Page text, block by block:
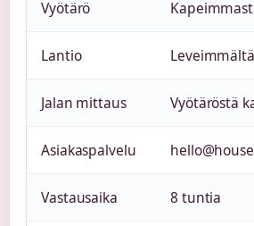
Vyötärö
Lantio
Jalan mittaus Vyötäröstä
Asiakaspalvelu
Vastausaika 8 tuntia